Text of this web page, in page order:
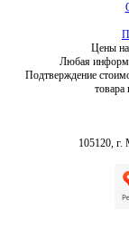
Цены
Любая
Подтверждение
товара
105120,